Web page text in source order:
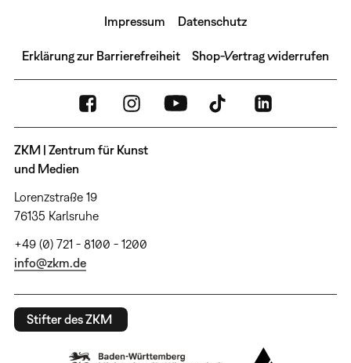
Impressum Datenschutz
Erklärung zur Barrierefreiheit Shop-Vertrag widerrufen
ZKM | Zentrum für Kunst
und Medien
Lorenzstraße 19
76135 Karlsruhe
+49 (0) 721 - 8100 - 1200
info@zkm.de
Stifter des ZKM